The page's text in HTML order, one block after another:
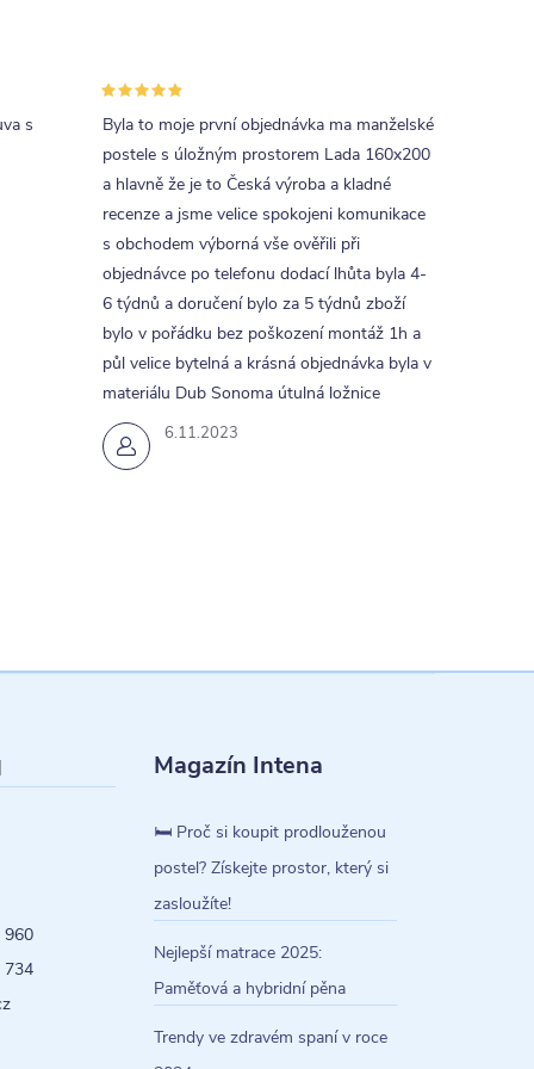
s
6.11.2023
Byla to moje první objednávka ma manželské
postele s úložným prostorem Lada 160x200
a hlavně že je to Česká výroba a kladné
recenze a jsme velice spokojeni komunikace
s obchodem výborná vše ověřili při
objednávce po telefonu dodací lhůta byla 4-
6 týdnů a doručení bylo za 5 týdnů zboží
bylo v pořádku bez poškození montáž 1h a
půl velice bytelná a krásná objednávka byla v
materiálu Dub Sonoma útulná ložnice
960
734
Magazín Intena
🛏️ Proč si koupit prodlouženou
postel? Získejte prostor, který si
zasloužíte!
Nejlepší matrace 2025:
Paměťová a hybridní pěna
Trendy ve zdravém spaní v roce